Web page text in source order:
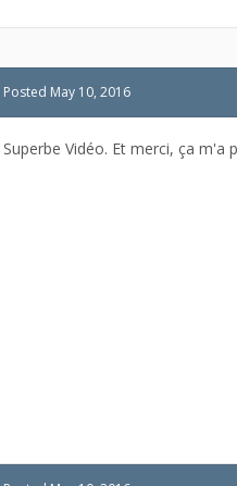
Posted May 10, 2016
Superbe Vidéo. Et merci, ça